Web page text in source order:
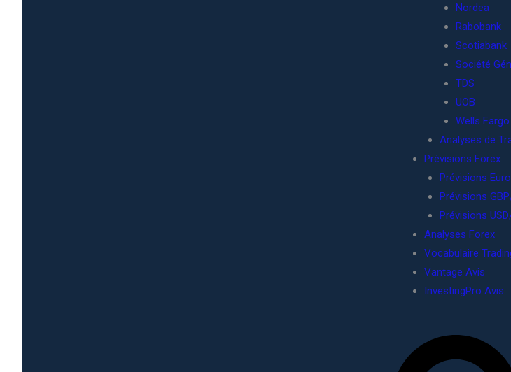
Nordea
Rabobank
Scotiabank
Société
TDS
UOB
Wells Fargo
Analyses de
Prévisions Forex
Prévisions
Prévisions
Prévisions
Analyses Forex
Vocabulaire
Vantage Avis
InvestingPro Avis